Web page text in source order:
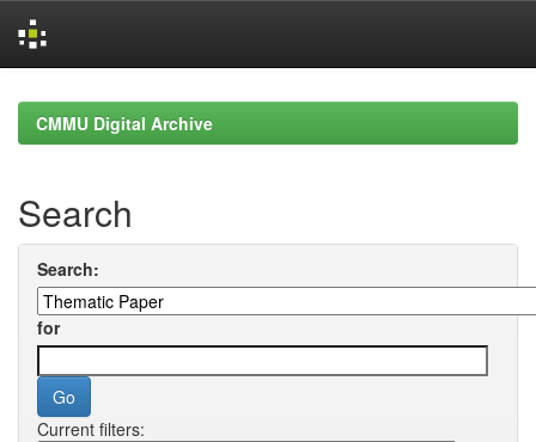
navigationCMMU Digital Archive
Search
Search:
for
Current filters: